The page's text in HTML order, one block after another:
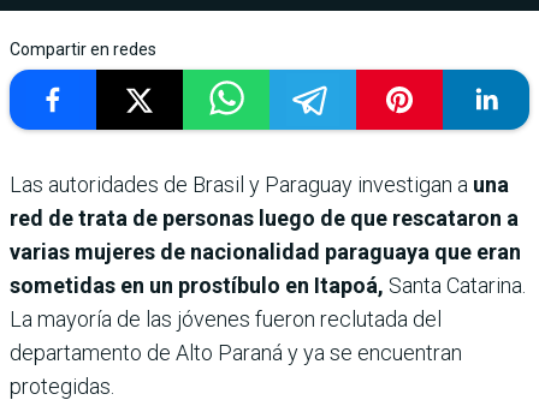
Compartir en redes
Las autoridades de Brasil y Paraguay investigan a una
red de trata de personas luego de que rescataron a
varias mujeres de nacionalidad paraguaya que eran
sometidas en un prostíbulo en Itapoá, Santa Catarina.
La mayoría de las jóvenes fueron reclutada del
departamento de Alto Paraná y ya se encuentran
protegidas.